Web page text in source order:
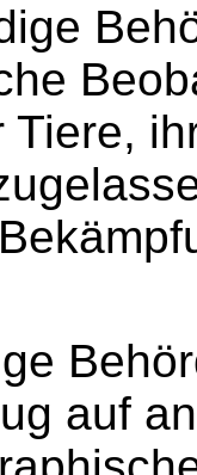
Tiere,
auf